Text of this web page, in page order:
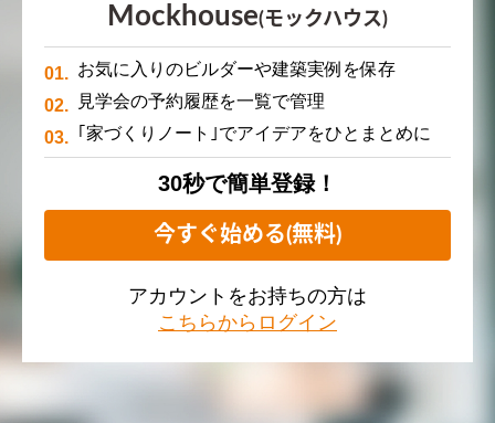
Mockhouse(モックハウス)
お気に入りのビルダーや建築実例を保存
見学会の予約履歴を一覧で管理
｢家づくりノート｣でアイデアをひとまとめに
30秒で簡単登録！
今すぐ始める(無料)
アカウントをお持ちの方は
こちらからログイン